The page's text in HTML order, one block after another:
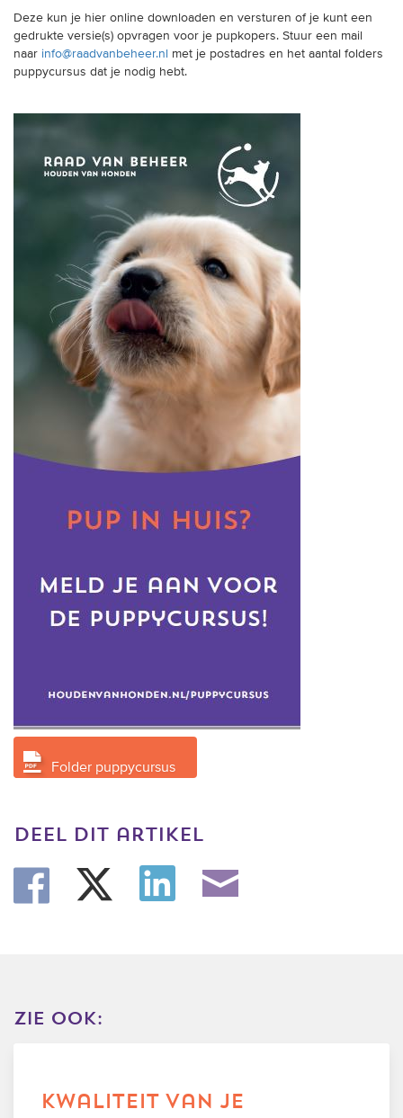
Deze kun je hier online downloaden en versturen of je kunt een
gedrukte versie(s) opvragen voor je pupkopers. Stuur een mail
naar info@raadvanbeheer.nl
met je postadres en het aantal folders
puppycursus dat je nodig hebt.
Folder puppycursus
deel dit artikel
zie ook:
kwaliteit van je